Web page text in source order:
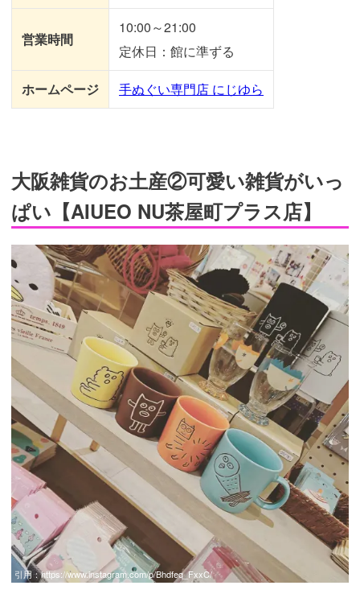
営業時間
10:00～21:00
定休日：館に準ずる
ホームページ 手ぬぐい専門店 にじゆら
大阪雑貨のお土産②可愛い雑貨がいっ
ぱい【AIUEO NU茶屋町プラス店】
引用：https://www.instagram.com/p/Bhdfeq_FxxC/